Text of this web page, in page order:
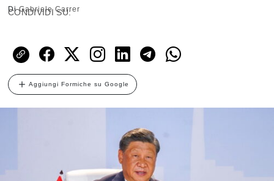
DiGabriele Carrer
CONDIVIDI SU:
Aggiungi Formiche su Google